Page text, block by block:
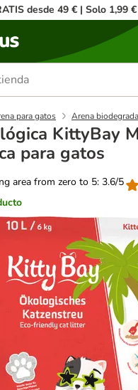
desde 49 € | Solo 1,99
para gatos Arena
KittyBay
para gatos
area from zero to 5: 3.6/5